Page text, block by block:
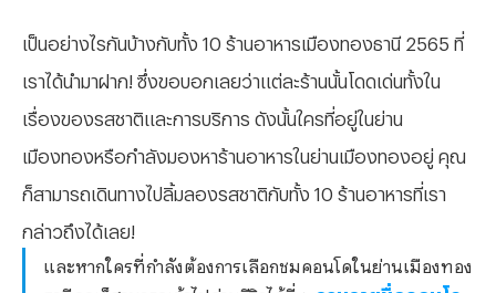
เป็นอย่างไรกันบ้างกับทั้ง 10 ร้านอาหารเมืองทองธานี 2565 ที่
เราได้นำมาฝาก! ซึ่งขอบอกเลยว่าแต่ละร้านนั้นโดดเด่นทั้งใน
เรื่องของรสชาติและการบริการ ดังนั้นใครที่อยู่ในย่าน
เมืองทองหรือกำลังมองหาร้านอาหารในย่านเมืองทองอยู่ คุณ
ก็สามารถเดินทางไปลิ้มลองรสชาติกับทั้ง 10 ร้านอาหารที่เรา
กล่าวถึงได้เลย!
และหากใครที่กำลังต้องการเลือกชมคอนโดในย่านเมืองทอง